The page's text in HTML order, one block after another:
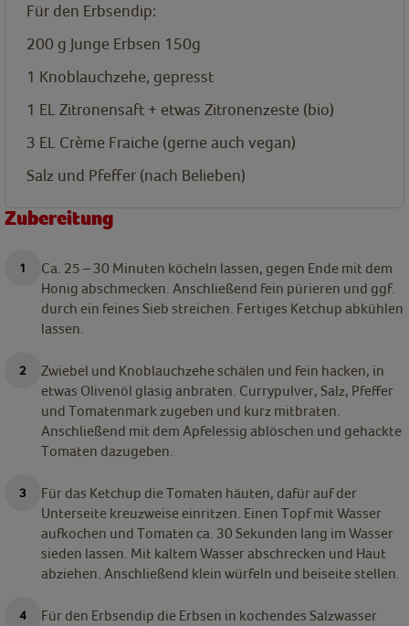
Für den Erbsendip:
200 g Junge Erbsen 150g
1 Knoblauchzehe, gepresst
1 EL Zitronensaft + etwas Zitronenzeste (bio)
3 EL Crème Fraiche (gerne auch vegan)
Salz und Pfeffer (nach Belieben)
Zubereitung
Ca. 25 – 30 Minuten köcheln lassen, gegen Ende mit dem
Honig abschmecken. Anschließend fein pürieren und ggf.
durch ein feines Sieb streichen. Fertiges Ketchup abkühlen
lassen.
Zwiebel und Knoblauchzehe schälen und fein hacken, in
etwas Olivenöl glasig anbraten. Currypulver, Salz, Pfeffer
und Tomatenmark zugeben und kurz mitbraten.
Anschließend mit dem Apfelessig ablöschen und gehackte
Tomaten dazugeben.
Für das Ketchup die Tomaten häuten, dafür auf der
Unterseite kreuzweise einritzen. Einen Topf mit Wasser
aufkochen und Tomaten ca. 30 Sekunden lang im Wasser
sieden lassen. Mit kaltem Wasser abschrecken und Haut
abziehen. Anschließend klein würfeln und beiseite stellen.
Für den Erbsendip die Erbsen in kochendes Salzwasser